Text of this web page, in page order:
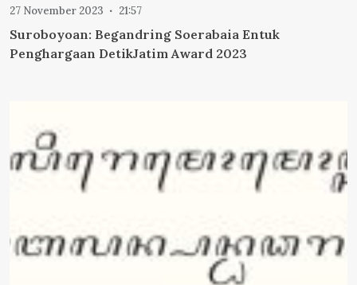
27 November 2023 21:57
Suroboyoan: Begandring Soerabaia Entuk
Penghargaan DetikJatim Award 2023